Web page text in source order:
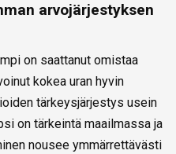
arvojärjestyksen
on saattanut omistaa
kokea uran hyvin
tärkeysjärjestys usein
on tärkeintä maailmassa ja
nousee ymmärrettävästi